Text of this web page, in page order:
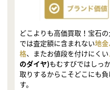
どこよりも高価買取！宝石
では査定額に含まれない地
格、またお値段を付けにくい
のダイヤ)もむすびではしっ
取りするからこそどこにも
す。